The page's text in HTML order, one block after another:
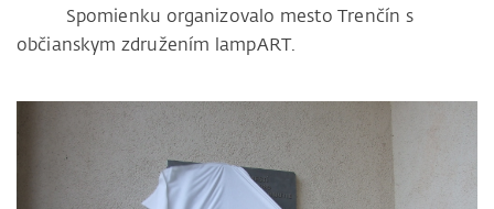
Spomienku organizovalo mesto Trenčín s
občianskym združením lampART.